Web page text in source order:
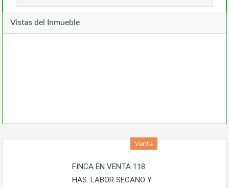
Vistas del Inmueble
Venta
FINCA EN VENTA 118
HAS. LABOR SECANO Y